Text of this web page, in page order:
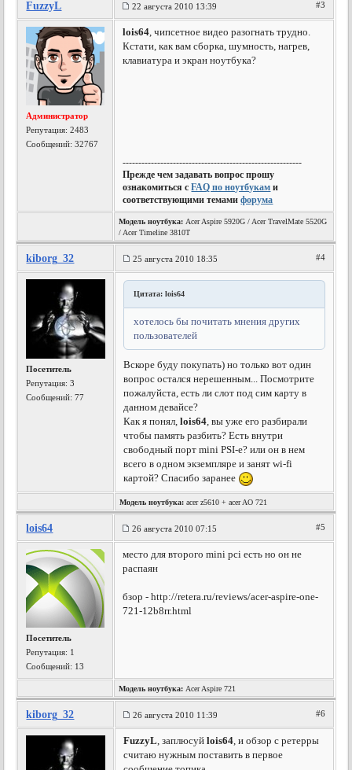
FuzzyL 22 августа 2010 13:39 #3
Администратор
Репутация:2483
Сообщений: 32767
lois64, чипсетное видео разогнать трудно.
Кстати, как вам сборка, шумность, нагрев,
клавиатура и экран ноутбука?
---------------------------------------------------------
Прежде чем задавать вопрос прошу
ознакомиться сFAQ по ноутбукам и
соответствующими темамифорума
Модель ноутбука: Acer Aspire 5920G / Acer TravelMate 5520G
/ Acer Timeline 3810T
kiborg_32 25 августа 2010 18:35 #4
Посетитель
Репутация:3
Сообщений: 77
Цитата: lois64
хотелось бы почитать мнения других
пользователей
Вскоре буду покупать) но только вот один
вопрос остался нерешенным... Посмотрите
пожалуйста, есть ли слот под сим карту в
данном девайсе?
Как я понял,lois64, вы уже его разбирали
чтобы память разбить? Есть внутри
свободный порт mini PSI-e? или он в нем
всего в одном экземпляре и занят wi-fi
картой? Спасибо заранее
Модель ноутбука: acer z5610 + acer AO 721
lois64 26 августа 2010 07:15 #5
Посетитель
Репутация: 1
Сообщений: 13
место для второго mini pci есть но он не
распаян
бзор - http://retera.ru/reviews/acer-aspire-one-
721-12b8rr.html
Модель ноутбука: Acer Aspire 721
kiborg_32 26 августа 2010 11:39 #6
FuzzyL, заплюсуйlois64, и обзор с ретерры
считаю нужным поставить в первое